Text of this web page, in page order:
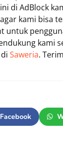
di AdBlock
kami bisa
untuk
kami
Saweria.
Facebook